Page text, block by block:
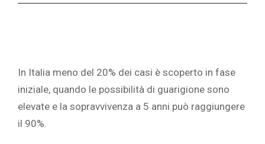
In Italia meno del 20% dei casi è scoperto in fase
iniziale, quando le possibilità di guarigione sono
elevate e la sopravvivenza a 5 anni può raggiungere
il 90%.